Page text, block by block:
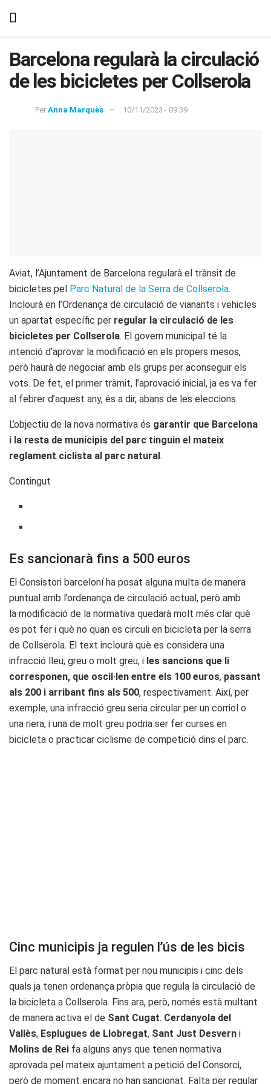
Barcelona regularà la circulació
de les bicicletes per Collserola
Per Anna Marquès 10/11/2023 - 09:39
Aviat, l’Ajuntament de Barcelona regularà el trànsit de
bicicletes pel Parc Natural de la Serra de Collserola.
Inclourà en l’Ordenança de circulació de vianants i vehicles
un apartat específic per regular la circulació de les
bicicletes per Collserola. El govern municipal té la
intenció d’aprovar la modificació en els propers mesos,
però haurà de negociar amb els grups per aconseguir els
vots. De fet, el primer tràmit, l’aprovació inicial, ja es va fer
al febrer d’aquest any, és a dir, abans de les eleccions.
L’objectiu de la nova normativa és garantir que Barcelona
i la resta de municipis del parc tinguin el mateix
reglament ciclista al parc natural.
Contingut
Es sancionarà fins a 500 euros
El Consistori barceloní ha posat alguna multa de manera
puntual amb l’ordenança de circulació actual, però amb
la modificació de la normativa quedarà molt més clar què
es pot fer i què no quan es circuli en bicicleta per la serra
de Collserola. El text inclourà què es considera una
infracció lleu, greu o molt greu, i les sancions que li
corresponen, que oscil·len entre els 100 euros, passant
als 200 i arribant fins als 500, respectivament. Així, per
exemple, una infracció greu seria circular per un corriol o
una riera, i una de molt greu podria ser fer curses en
bicicleta o practicar ciclisme de competició dins el parc.
Cinc municipis ja regulen l’ús de les bicis
El parc natural està format per nou municipis i cinc dels
quals ja tenen ordenança pròpia que regula la circulació de
la bicicleta a Collserola. Fins ara, però, només està multant
de manera activa el de Sant Cugat. Cerdanyola del
Vallès, Esplugues de Llobregat, Sant Just Desvern i
Molins de Rei fa alguns anys que tenen normativa
aprovada pel mateix ajuntament a petició del Consorci,
però de moment encara no han sancionat. Falta per regular